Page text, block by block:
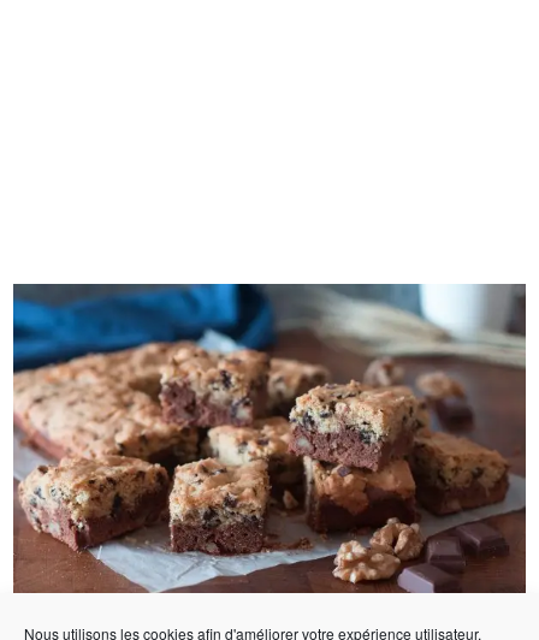
Nous utilisons les cookies afin d'améliorer votre expérience utilisateur.